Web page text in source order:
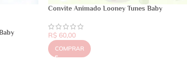
Convite Animado Looney Tunes Baby
R$ 60,00
COMPRAR